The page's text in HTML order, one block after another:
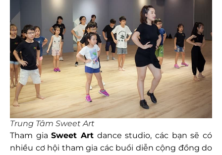
Trung Tâm Sweet Art
Tham giaSweet Art dance studio, các bạn sẽ có
nhiều cơ hội tham gia các buổi diễn cộng đồng do